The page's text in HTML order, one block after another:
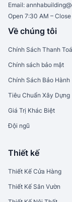
Email:
Open 7:30 AM –
Về chúng tôi
Chính Sách Thanh
Chính sách bảo mật
Chính Sách Bảo Hành
Tiêu Chuẩn Xây Dựng
Giá Trị Khác Biệt
Đội ngũ
Thiết kế
Thiết Kế Cửa Hàng
Thiết Kế Sân Vườn